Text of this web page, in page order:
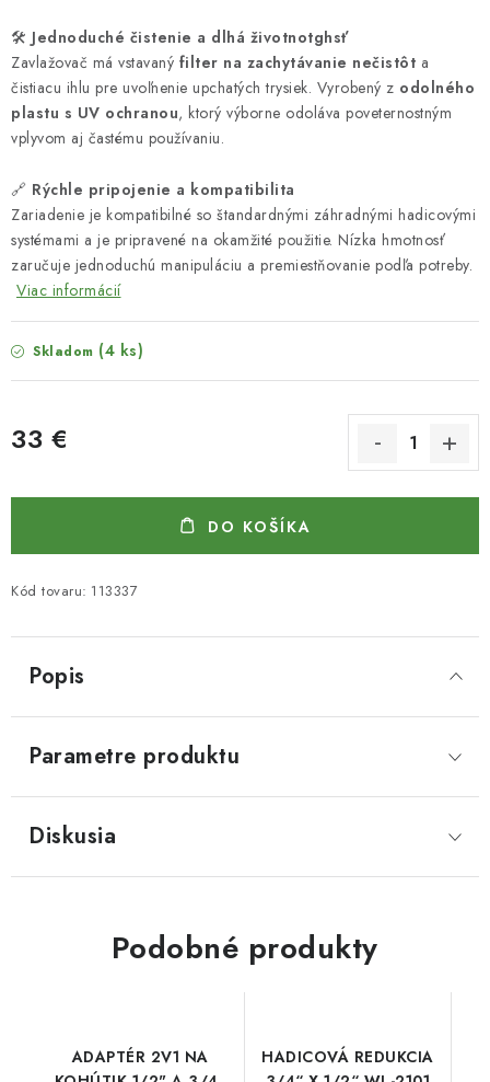
🛠️ Jednoduché čistenie a dlhá životnotghsť
Zavlažovač má vstavaný filter na zachytávanie nečistôt a
čistiacu ihlu pre uvoľnenie upchatých trysiek. Vyrobený z odolného
plastu s UV ochranou, ktorý výborne odoláva poveternostným
vplyvom aj častému používaniu.
🔗 Rýchle pripojenie a kompatibilita
Zariadenie je kompatibilné so štandardnými záhradnými hadicovými
systémami a je pripravené na okamžité použitie. Nízka hmotnosť
zaručuje jednoduchú manipuláciu a premiestňovanie podľa potreby.
Viac informácií
Skladom (4 ks)
33 €
DO KOŠÍKA
Kód tovaru: 113337
Popis
Parametre produktu
Diskusia
Podobné produkty
ADAPTÉR 2V1 NA
HADICOVÁ REDUKCIA